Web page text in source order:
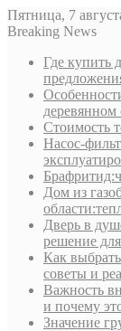
Пятница, 7
Breaking News
Где купить
деревянном
Стоимость
Насос-
Дом из
Дверь в
решение
Как
советы и
Важность
и почему
Значение